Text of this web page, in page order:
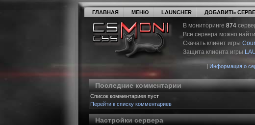
ГЛАВНАЯ МЕНЮ LAUNCHER ДОБАВИТЬ
В мониторинге 874
Все сервера можно
Скачать клиент игры
Защита клиента игры
| Информация о
Последние комментарии
Список комментариев пуст
Перейти к списку комментариев
Настройки сервера